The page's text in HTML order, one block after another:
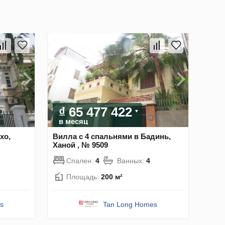
₫ 65 477 422
в месяц
Вилла с 4 спальнями в Бадинь,
Ханой , № 9509
Спален: 4 Ванных: 4
Площадь: 200 м²
Tan Long Homes